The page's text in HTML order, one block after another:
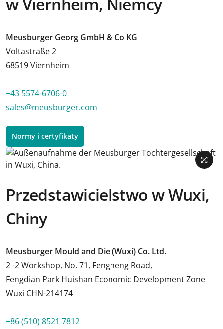
Meusburger Georg GmbH & Co KG
Voltastraße 2
68519 Viernheim
+43 5574-6706-0
sales@meusburger.com
Normy i certyfikaty
Przedstawicielstwo w Wuxi,
Chiny
Meusburger Mould and Die (Wuxi) Co. Ltd.
2 -2 Workshop, No. 71, Fengneng Road,
Fengdian Park Huishan Economic Development Zone
Wuxi CHN-214174
+86 (510) 8521 7812